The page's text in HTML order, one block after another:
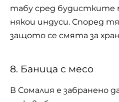
табу сред будистките
някои индуси. Според
защото се смята за
8. Баница с месо
В Сомалия е забранено